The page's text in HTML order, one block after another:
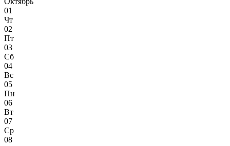
01
Чт
02
Пт
03
Сб
04
Вс
05
Пн
06
Вт
07
Ср
08